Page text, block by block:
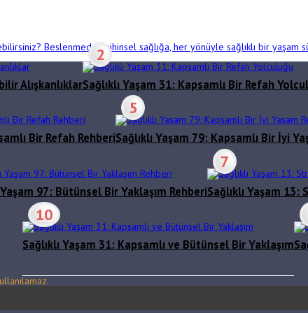
Beslenmeden zihinsel sağlığa, her yönüyle sağlıklı bir yaşam
2
Sağlıklı Yaşam 31: Kapsamlı Bir Refah
Alışkanlıklar
5
Sağlıklı Yaşam 79: Kapsamlı Bir İyi
Bir Refah Rehberi
7
Sağlıklı Yaşam
Yaşam 97: Bütünsel Bir Yaklaşım Rehberi
10
Sağlıklı Yaşam 31: Kapsamlı ve Bütünsel Bir Yaklaşım